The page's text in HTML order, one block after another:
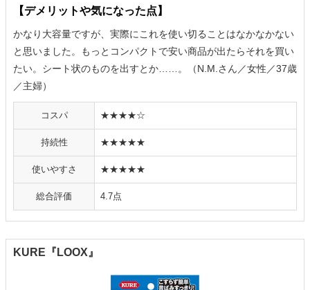
【デメリットや気になった点】
かなり大容量ですが、実際にこれを使い切ることはなかなかない
と思いました。もっとコンパクトで安い商品が出たらそれを買い
たい。シート状のものを出すとか……。（N.M.さん／女性／37歳
／主婦）
コスパ ★★★★☆
持続性 ★★★★★
使いやすさ ★★★★★
総合評価 4.7点
KURE『LOOX』